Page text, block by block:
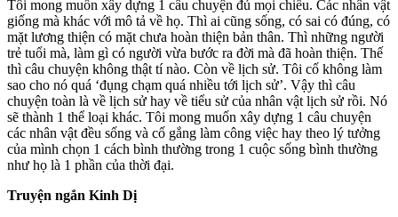
Tôi mong muốn xây dựng 1 câu chuyện đủ mọi chiều. Các nhân vật
giống mà khác với mô tả về họ. Thì ai cũng sống, có sai có đúng, có
mặt lương thiện có mặt chưa hoàn thiện bản thân. Thì những người
trẻ tuổi mà, làm gì có người vừa bước ra đời mà đã hoàn thiện. Thế
thì câu chuyện không thật tí nào. Còn về lịch sử. Tôi cố không làm
sao cho nó quá ‘đụng chạm quá nhiều tới lịch sử’. Vậy thì câu
chuyện toàn là về lịch sử hay về tiểu sử của nhân vật lịch sử rồi. Nó
sẽ thành 1 thể loại khác. Tôi mong muốn xây dựng 1 câu chuyện
các nhân vật đều sống và cố gắng làm công việc hay theo lý tưởng
của mình chọn 1 cách bình thường trong 1 cuộc sống bình thường
như họ là 1 phần của thời đại.
Truyện ngắn Kinh Dị